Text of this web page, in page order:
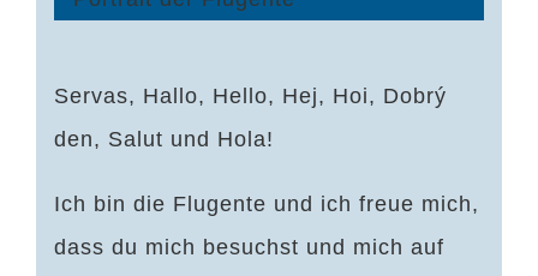
Servas, Hallo, Hello, Hej, Hoi, Dobrý
den, Salut und Hola!
Ich bin die Flugente und ich freue mich,
dass du mich besuchst und mich auf